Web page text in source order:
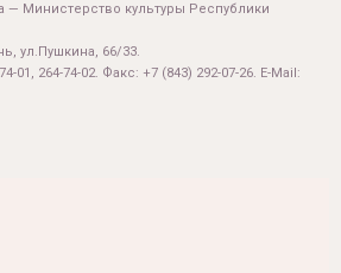
— Министерство культуры Республики
ул.Пушкина, 66/33.
01, 264-74-02. Факс: +7 (843) 292-07-26. E-Mail: